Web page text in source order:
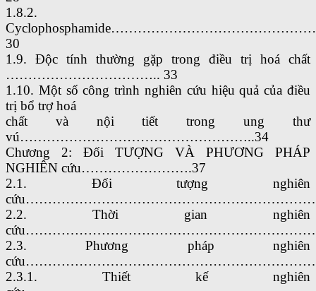
1.8.2.
30
1.9. Độc tính thường gặp trong điều trị hoá chất
…………………………….. 33
1.10. Một số công trình nghiên cứu hiệu quả của điều
trị bổ trợ hoá
chất và nội tiết trong ung thư
vú……………………………………………..34
Chương 2: Đối TƯỢNG VÀ PHƯƠNG PHÁP
NGHIÊN cứu…………………….37
2.1. Đối tượng nghiên
2.2. Thời gian nghiên
2.3. Phương pháp nghiên
2.3.1. Thiết kế nghiên